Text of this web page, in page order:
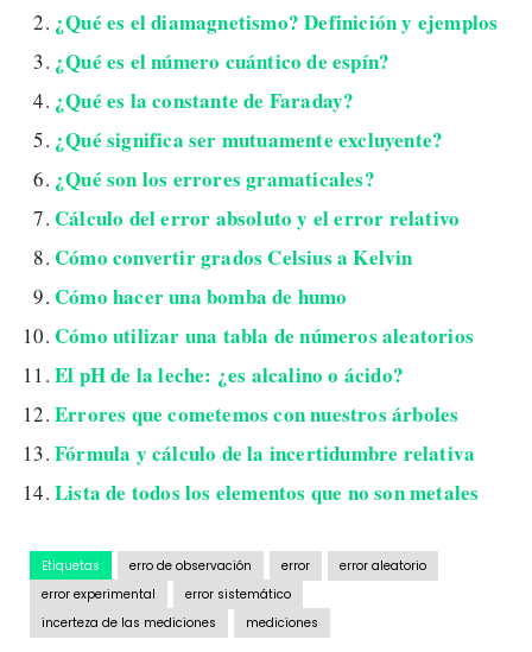
¿Qué es el diamagnetismo? Definición y ejemplos
¿Qué es el número cuántico de espín?
¿Qué es la constante de Faraday?
¿Qué significa ser mutuamente excluyente?
¿Qué son los errores gramaticales?
Cálculo del error absoluto y el error relativo
Cómo convertir grados Celsius a Kelvin
Cómo hacer una bomba de humo
Cómo utilizar una tabla de números aleatorios
El pH de la leche: ¿es alcalino o ácido?
Errores que cometemos con nuestros árboles
Fórmula y cálculo de la incertidumbre relativa
Lista de todos los elementos que no son metales
Etiquetas erro de observación error
error aleatorio
error experimental
error sistemático
incerteza de las mediciones
mediciones